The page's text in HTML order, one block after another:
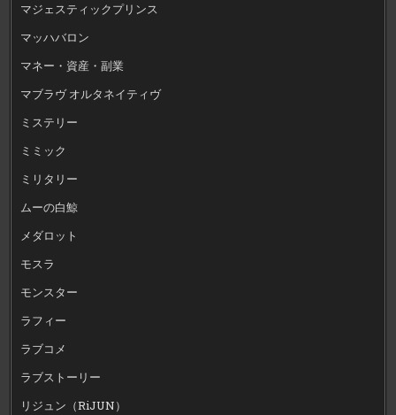
マジェスティックプリンス
マッハバロン
マネー・資産・副業
マブラヴ オルタネイティヴ
ミステリー
ミミック
ミリタリー
ムーの白鯨
メダロット
モスラ
モンスター
ラフィー
ラブコメ
ラブストーリー
リジュン（RiJUN）